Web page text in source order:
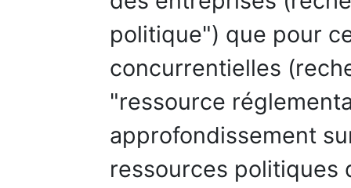
politique") que pour
concurrentielles
"ressource
approfondissement
ressources politiques